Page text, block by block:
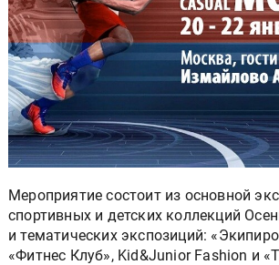
Мероприятие состоит из основной
спортивных и детских коллекций
и тематических экспозиций:
«Фитнес Клуб», Kid&Junior Fashion и